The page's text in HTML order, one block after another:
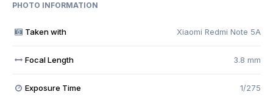
PHOTO INFORMATION
Taken with Xiaomi Redmi Note 5A
Focal Length 3.8 mm
Exposure Time 1/275